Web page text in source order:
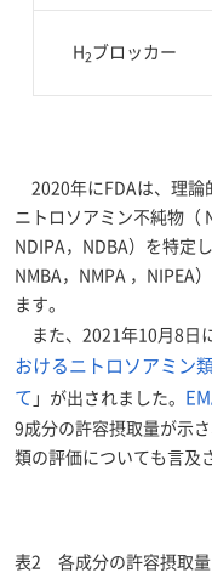
H 2 ブロッカー
2020年にFDAは、理論
ニトロソアミン不純物（
NDIPA，NDBA）を特定
NMBA，NMPA ，NIPEA
ます。
また、2021年10月8日
おけるニトロソアミン
て 」が出されました。
9成分の許容摂取量が示
類の評価についても言及
表2 各成分の許容摂取量